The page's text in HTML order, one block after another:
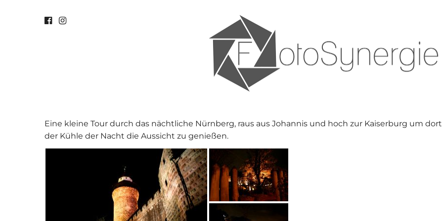
Eine kleine Tour durch das nächtliche Nürnberg, raus aus Johannis und hoch zur Kaiserburg um
der Kühle der Nacht die Aussicht zu genießen.